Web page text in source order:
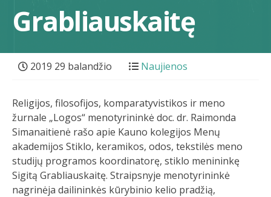
Grabliauskaitę
2019 29 balandžio Naujienos
Religijos, filosofijos, komparatyvistikos ir meno
žurnale „Logos“ menotyrininkė doc. dr. Raimonda
Simanaitienė rašo apie Kauno kolegijos Menų
akademijos Stiklo, keramikos, odos, tekstilės meno
studijų programos koordinatorę, stiklo menininkę
Sigitą Grabliauskaitę. Straipsnyje menotyrininkė
nagrinėja dailininkės kūrybinio kelio pradžią,